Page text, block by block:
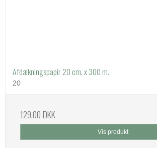
Afdækningspapir 20 cm. x 300 m.
20
129,00 DKK
Vis produkt